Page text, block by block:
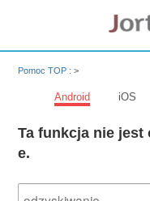
Pomoc TOP :>
Android iOS
Ta funkcja nie jest
e.